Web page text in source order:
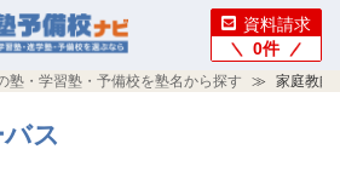
資料請求
0件
塾・学習塾・予備校を塾名から探す 家庭教師
ス